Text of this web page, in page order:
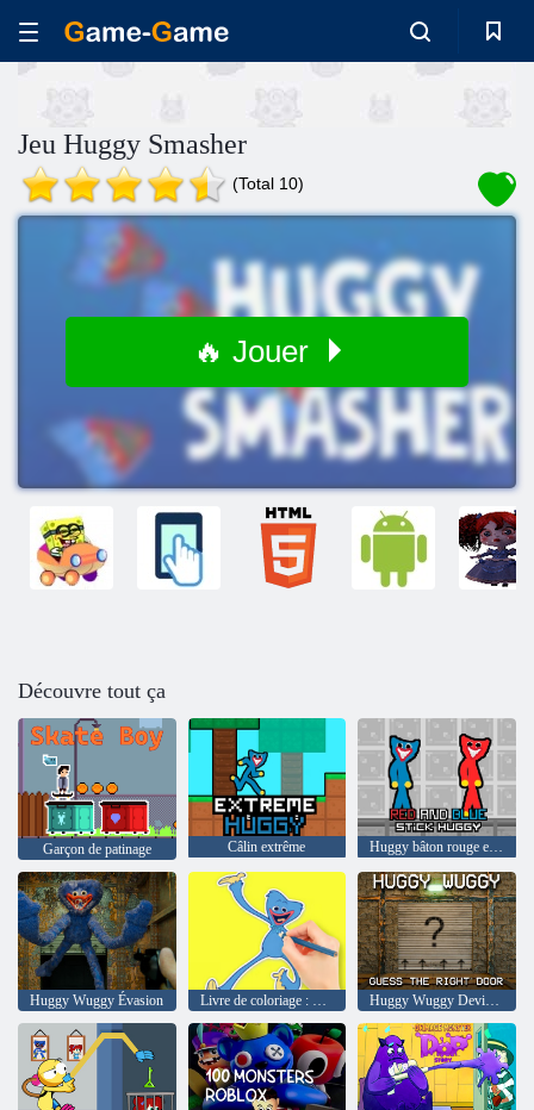
Jeu Huggy Smasher
(Total 10)
🔥 Jouer
Découvre tout ça
Garçon de patinage Câlin extrême Huggy bâton rouge et bleu
Huggy Wuggy Évasion Livre de coloriage : Poppy Playtime Huggy Wuggy Devinez la bonne porte